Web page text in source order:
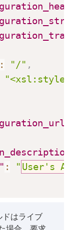
: "/" ,
: " User's
ドはライブ